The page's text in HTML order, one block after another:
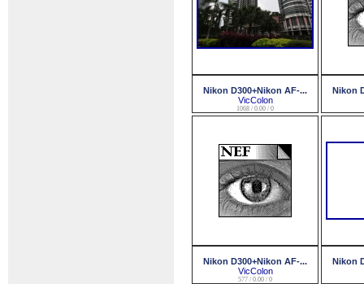
Nikon D300+Nikon AF-...
VicColon
1068 / 0.00 / 0
Nikon
Nikon D300+Nikon AF-...
VicColon
577 / 0.00 / 0
Nikon